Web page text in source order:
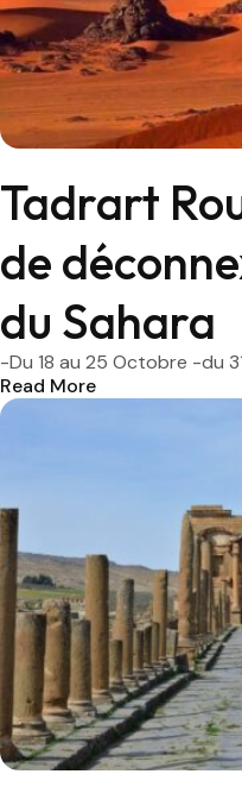
Tadrart
de
du Sahara
-Du 18 au 25 Octobre -du
Read More